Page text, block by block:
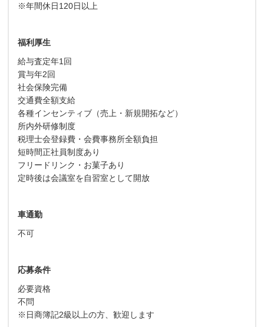
※年間休日120日以上
福利厚生
給与査定年1回
賞与年2回
社会保険完備
交通費全額支給
各種インセンティブ（売上・新規開拓など）
所内外研修制度
税理士会登録費・会費事務所全額負担
短時間正社員制度あり
フリードリンク・お菓子あり
定時後は会議室を自習室として開放
車通勤
不可
応募条件
必要資格
不問
※日商簿記2級以上の方、歓迎します